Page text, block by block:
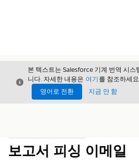
닫기
본 텍스트는 Salesforce 기계 번역 시스
니다. 자세한 내용은 여기 를 참조하세
영어로 전환
지금 안 함
보고서 피싱 이메일